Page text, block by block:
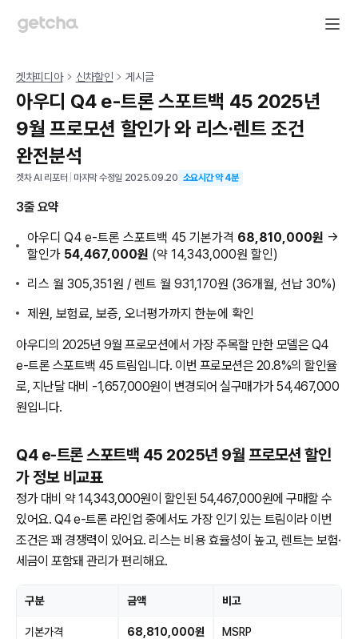
겟차피디아 신차할인 게시글
아우디 Q4 e-트론 스포트백 45 2025년
9월 프로모션 할인가 와 리스·렌트 조건
완전분석
겟차 AI 리포터 마지막 수정일 2025.09.20 소요시간 약4분
3줄 요약
아우디 Q4 e-트론 스포트백 45 기본가격 68,810,000원 →
할인가 54,467,000원 (약 14,343,000원 할인)
리스 월 305,351원 / 렌트 월 931,170원 (36개월, 선납 30%)
제원, 보험료, 보증, 오너평가까지 한눈에 확인
아우디의 2025년 9월 프로모션에서 가장 주목할 만한 모델은 Q4
e-트론 스포트백 45 트림입니다. 이번 프로모션은 20.8%의 할인율
로, 지난달 대비 -1,657,000원이 변경되어 실구매가가 54,467,000
원입니다.
Q4 e-트론 스포트백 45 2025년 9월 프로모션 할인
가 정보 비교표
정가 대비 약 14,343,000원이 할인된 54,467,000원에 구매할 수
있어요. Q4 e-트론 라인업 중에서도 가장 인기 있는 트림이라 이번
조건은 꽤 경쟁력이 있어요. 리스는 비용 효율성이 높고, 렌트는 보험·
세금이 포함돼 관리가 편리해요.
구분 금액 비고
기본가격 68,810,000원 MSRP